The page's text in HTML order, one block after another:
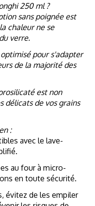
250 ml ?
sans poignée est
chaleur ne se
verre.
pour s'adapter
de la majorité des
est non
délicats de vos grains
:
avec le lave-
au four à micro-
en toute sécurité.
évitez de les empiler